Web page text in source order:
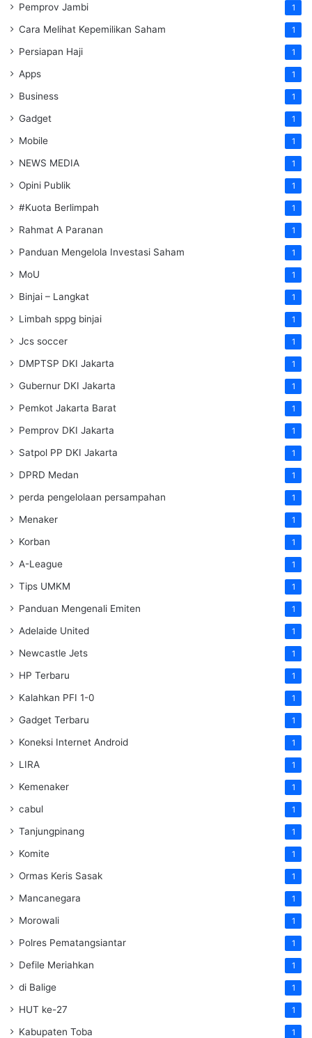
Pemprov Jambi 1
Cara Melihat Kepemilikan Saham 1
Persiapan Haji 1
Apps 1
Business 1
Gadget 1
Mobile 1
NEWS MEDIA 1
Opini Publik 1
#Kuota Berlimpah 1
Rahmat A Paranan 1
Panduan Mengelola Investasi Saham 1
MoU 1
Binjai – Langkat 1
Limbah sppg binjai 1
Jcs soccer 1
DMPTSP DKI Jakarta 1
Gubernur DKI Jakarta 1
Pemkot Jakarta Barat 1
Pemprov DKI Jakarta 1
Satpol PP DKI Jakarta 1
DPRD Medan 1
perda pengelolaan persampahan 1
Menaker 1
Korban 1
A-League 1
Tips UMKM 1
Panduan Mengenali Emiten 1
Adelaide United 1
Newcastle Jets 1
HP Terbaru 1
Kalahkan PFI 1-0 1
Gadget Terbaru 1
Koneksi Internet Android 1
LIRA 1
Kemenaker 1
cabul 1
Tanjungpinang 1
Komite 1
Ormas Keris Sasak 1
Mancanegara 1
Morowali 1
Polres Pematangsiantar 1
Defile Meriahkan 1
di Balige 1
HUT ke-27 1
Kabupaten Toba 1